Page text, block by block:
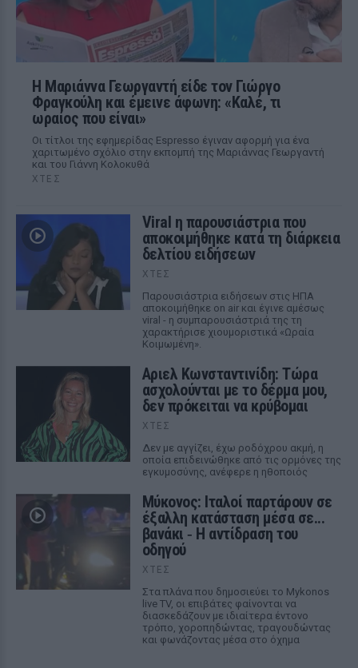
Η Μαριάννα Γεωργαντή είδε τον Γιώργο
Φραγκούλη και έμεινε άφωνη: «Καλέ, τι
ωραίος που είναι»
Οι τίτλοι της εφημερίδας Espresso έγιναν αφορμή για ένα
χαριτωμένο σχόλιο στην εκπομπή της Μαριάννας Γεωργαντή
και του Γιάννη Κολοκυθά
ΧΤΕΣ
Viral η παρουσιάστρια που
αποκοιμήθηκε κατά τη διάρκεια
δελτίου ειδήσεων
ΧΤΕΣ
Παρουσιάστρια ειδήσεων στις ΗΠΑ
αποκοιμήθηκε on air και έγινε αμέσως
viral - η συμπαρουσιάστριά της τη
χαρακτήρισε χιουμοριστικά «Ωραία
Κοιμωμένη».
Αριελ Κωνσταντινίδη: Τώρα
ασχολούνται με το δέρμα μου,
δεν πρόκειται να κρύβομαι
ΧΤΕΣ
Δεν με αγγίζει, έχω ροδόχρου ακμή, η
οποία επιδεινώθηκε από τις ορμόνες της
εγκυμοσύνης, ανέφερε η ηθοποιός
Μύκονος: Ιταλοί παρτάρουν σε
έξαλλη κατάσταση μέσα σε...
βανάκι ‑ Η αντίδραση του
οδηγού
ΧΤΕΣ
Στα πλάνα που δημοσιεύει το Mykonos
live TV, οι επιβάτες φαίνονται να
διασκεδάζουν με ιδιαίτερα έντονο
τρόπο, χοροπηδώντας, τραγουδώντας
και φωνάζοντας μέσα στο όχημα